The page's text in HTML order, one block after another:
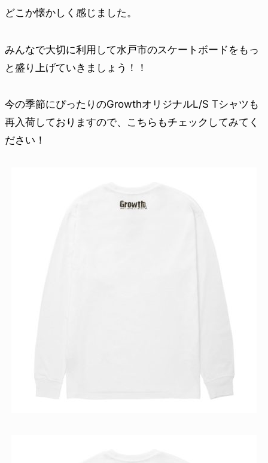
どこか懐かしく感じました。
みんなで大切に利用して水戸市のスケートボードをもっ
と盛り上げていきましょう！！
今の季節にぴったりのGrowthオリジナルL/S Tシャツも
再入荷しておりますので、こちらもチェックしてみてく
ださい！